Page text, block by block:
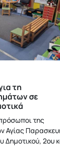
τη
σε
της
Αγίας
Δημοτικού, 2ου